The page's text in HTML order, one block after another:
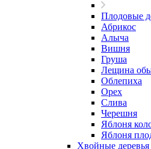
Плодовые
Абрикос
Алыча
Вишня
Груша
Лещина
Облепиха
Орех
Слива
Черешня
Яблоня
Яблоня
Хвойные деревья